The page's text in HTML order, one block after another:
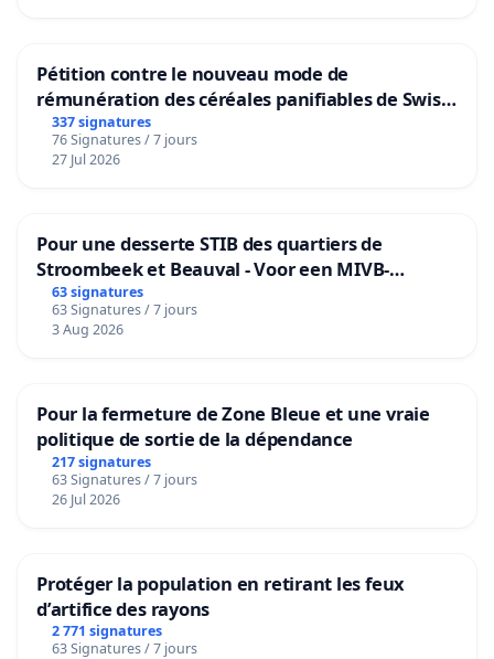
Pétition contre le nouveau mode de
rémunération des céréales panifiables de Swiss
granum basé sur la teneur en protéines
337 signatures
76 Signatures / 7 jours
27 Jul 2026
Pour une desserte STIB des quartiers de
Stroombeek et Beauval - Voor een MIVB-
bediening van de wijken Strombeek en Het
Voor
63 signatures
63 Signatures / 7 jours
3 Aug 2026
Pour la fermeture de Zone Bleue et une vraie
politique de sortie de la dépendance
217 signatures
63 Signatures / 7 jours
26 Jul 2026
Protéger la population en retirant les feux
d’artifice des rayons
2 771 signatures
63 Signatures / 7 jours